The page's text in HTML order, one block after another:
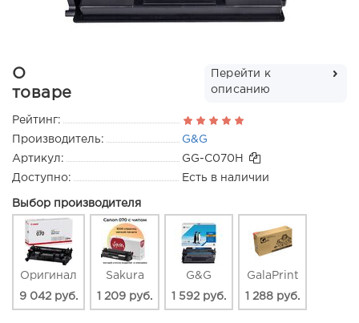
О
товаре
Перейти к
описанию
Рейтинг:
Производитель:
G&G
Артикул:
GG-C070H
Доступно:
Есть в наличии
Выбор производителя
Оригинал
9 042 руб.
Sakura
1 209 руб.
G&G
1 592 руб.
GalaPrint
1 288 руб.